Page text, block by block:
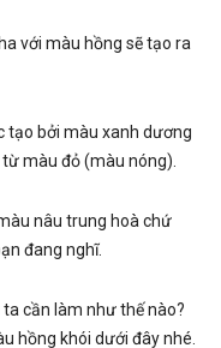
với màu hồng sẽ tạo ra
tạo bởi màu xanh dương
màu đỏ (màu nóng).
nâu trung hoà chứ
đang nghĩ.
cần làm như thế nào?
hồng khói dưới đây nhé.